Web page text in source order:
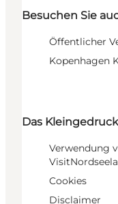
Besuchen Sie
Öffentlicher
Kopenhagen
Das
Verwendung
Cookies
Disclaimer